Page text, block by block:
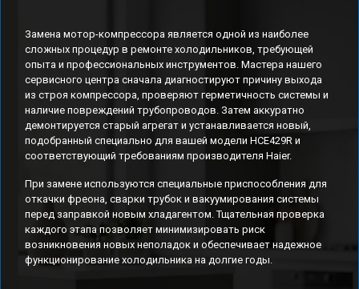
Замена мотор-компрессора является одной из наиболее
сложных процедур в ремонте холодильников, требующей
опыта и профессиональных инструментов. Мастера нашего
сервисного центра сначала диагностируют причину выхода
из строя компрессора, проверяют герметичность системы и
наличие повреждений трубопроводов. Затем аккуратно
демонтируется старый агрегат и устанавливается новый,
подобранный специально для вашей модели HCE429R и
соответствующий требованиям производителя Haier.
При замене используются специальные приспособления для
откачки фреона, сварки трубок и вакуумирования системы
перед заправкой новым хладагентом. Тщательная проверка
каждого этапа позволяет минимизировать риск
возникновения новых неполадок и обеспечивает надежное
функционирование холодильника на долгие годы.